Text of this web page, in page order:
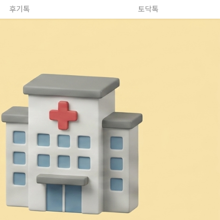
후기톡 토닥톡